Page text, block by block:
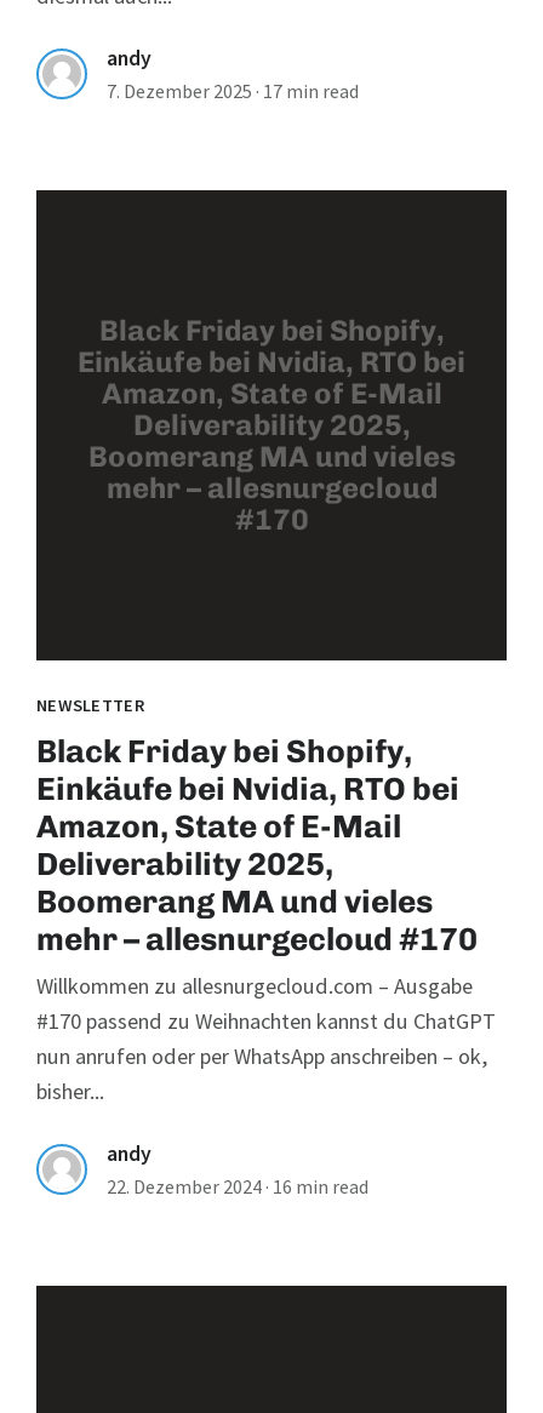
andy
7. Dezember 2025 · 17 min read
Black Friday bei Shopify,
Einkäufe bei Nvidia, RTO bei
Amazon, State of E-Mail
Deliverability 2025,
Boomerang MA und vieles
mehr – allesnurgecloud
#170
NEWSLETTER
Black Friday bei Shopify,
Einkäufe bei Nvidia, RTO bei
Amazon, State of E-Mail
Deliverability 2025,
Boomerang MA und vieles
mehr – allesnurgecloud #170
Willkommen zu allesnurgecloud.com – Ausgabe
#170 passend zu Weihnachten kannst du ChatGPT
nun anrufen oder per WhatsApp anschreiben – ok,
bisher...
andy
22. Dezember 2024 · 16 min read